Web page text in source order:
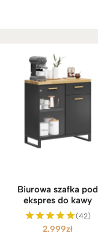
Biurowa szafka pod
ekspres do kawy
Oceniono
(42)
2.999zł